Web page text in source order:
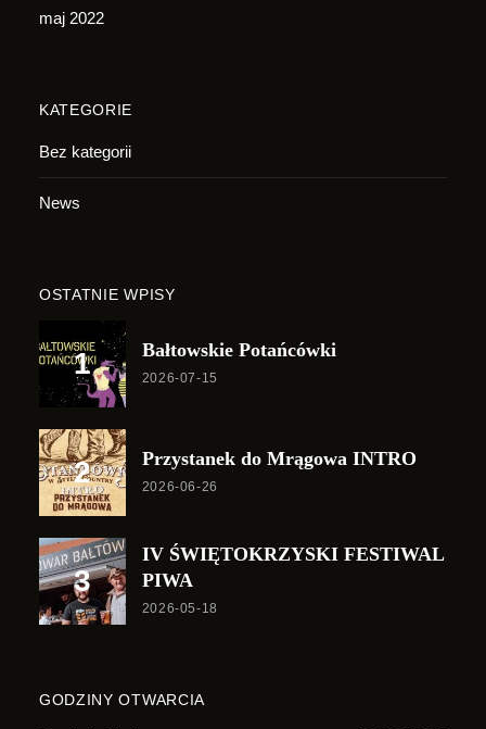
maj 2022
KATEGORIE
Bez kategorii
News
OSTATNIE WPISY
Bałtowskie Potańcówki
2026-07-15
Przystanek do Mrągowa INTRO
2026-06-26
IV ŚWIĘTOKRZYSKI FESTIWAL
PIWA
2026-05-18
GODZINY OTWARCIA